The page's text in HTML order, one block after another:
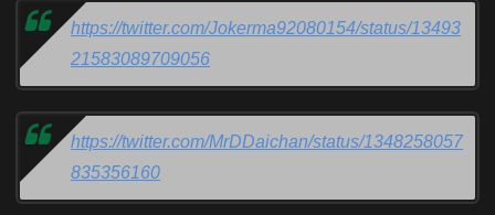
https://twitter.com/Jokerma92080154/status/13493
21583089709056
https://twitter.com/MrDDaichan/status/1348258057
835356160